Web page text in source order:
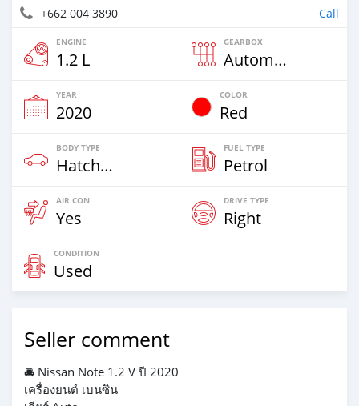
+662 004 3890 Call
ENGINE
1.2 L
GEARBOX
Automatic
YEAR
2020
COLOR
Red
BODY TYPE
Hatchback & Station Wagons
FUEL TYPE
Petrol
AIR CON
Yes
DRIVE TYPE
Right
CONDITION
Used
Seller comment
🚘 Nissan Note 1.2 V ปี 2020
เครื่องยนต์ เบนซิน